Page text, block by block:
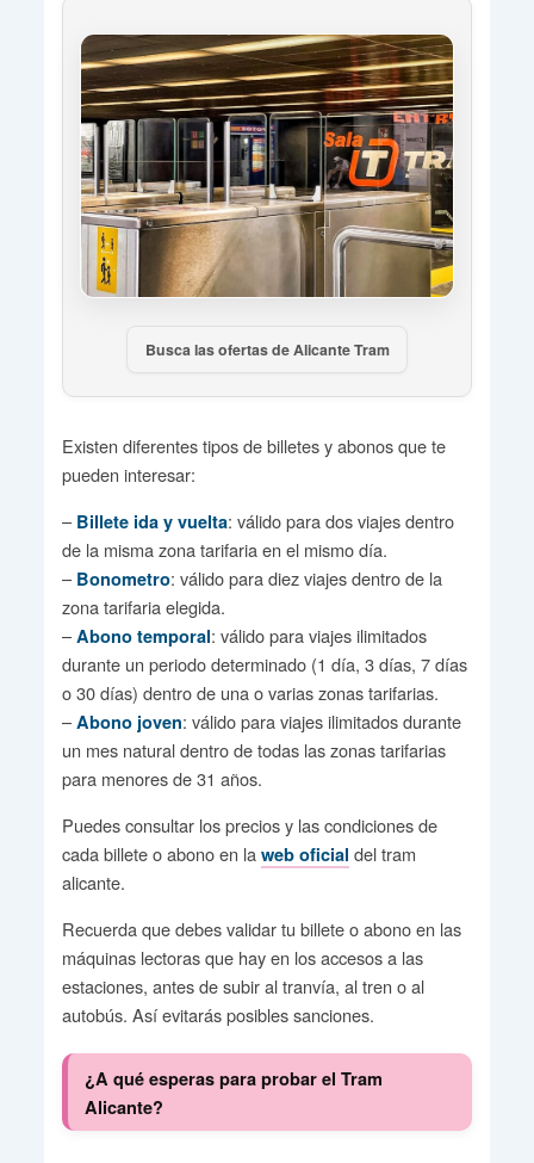
Busca las ofertas de Alicante Tram
Existen diferentes tipos de billetes y abonos que te
pueden interesar:
– Billete ida y vuelta: válido para dos viajes dentro
de la misma zona tarifaria en el mismo día.
– Bonometro: válido para diez viajes dentro de la
zona tarifaria elegida.
– Abono temporal: válido para viajes ilimitados
durante un periodo determinado (1 día, 3 días, 7 días
o 30 días) dentro de una o varias zonas tarifarias.
– Abono joven: válido para viajes ilimitados durante
un mes natural dentro de todas las zonas tarifarias
para menores de 31 años.
Puedes consultar los precios y las condiciones de
cada billete o abono en la web oficial del tram
alicante.
Recuerda que debes validar tu billete o abono en las
máquinas lectoras que hay en los accesos a las
estaciones, antes de subir al tranvía, al tren o al
autobús. Así evitarás posibles sanciones.
¿A qué esperas para probar el Tram
Alicante?